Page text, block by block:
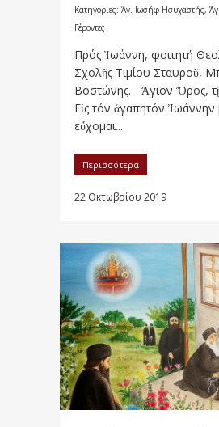
Κατηγορίες: Άγ. Ιωσήφ Ησυχαστής,
Γέροντες
Πρός Ἰωάννη, φοιτητή
Σχολῆς Τιμίου Σταυροῦ,
Βοστώνης. Ἅγιον Ὄρος,
Εἰς τόν ἀγαπητόν
εὔχομαι...
Περισσότερα
22 Οκτωβρίου 2019